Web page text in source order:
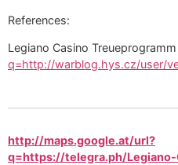
References:
Legiano Casino Treueprogramm
q=http://warblog.hys.cz/user/
http://maps.google.at/url?
q=https://telegra.ph/